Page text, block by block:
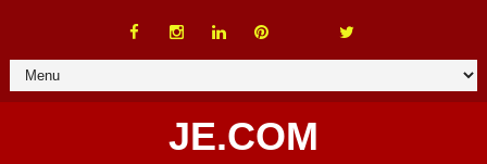
JE.COM